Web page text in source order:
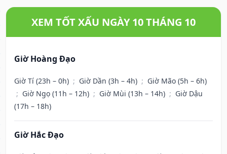
XEM TỐT XẤU NGÀY 10 THÁNG 10
Giờ Hoàng Đạo
Giờ Tí (23h – 0h) ; Giờ Dần (3h – 4h) ; Giờ Mão (5h – 6h)
; Giờ Ngọ (11h – 12h) ; Giờ Mùi (13h – 14h) ; Giờ Dậu
(17h – 18h)
Giờ Hắc Đạo